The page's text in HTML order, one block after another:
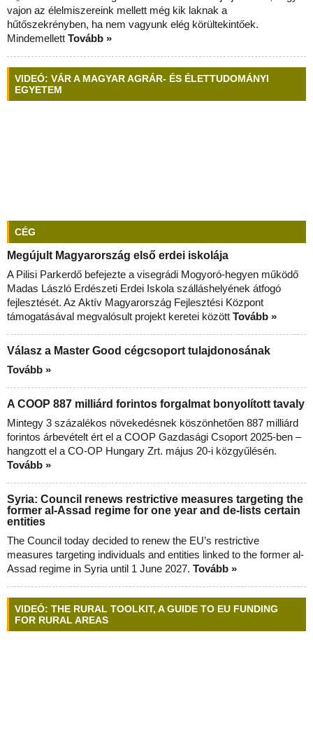
vajon az élelmiszereink mellett még kik laknak a
hűtőszekrényben, ha nem vagyunk elég körültekintőek.
Mindemellett Tovább »
VIDEÓ: VÁR A MAGYAR AGRÁR- ÉS ÉLETTUDOMÁNYI
EGYETEM
CÉG
Megújult Magyarország első erdei iskolája
A Pilisi Parkerdő befejezte a visegrádi Mogyoró-hegyen működő
Madas László Erdészeti Erdei Iskola szálláshelyének átfogó
fejlesztését. Az Aktív Magyarország Fejlesztési Központ
támogatásával megvalósult projekt keretei között Tovább »
Válasz a Master Good cégcsoport tulajdonosának
Tovább »
A COOP 887 milliárd forintos forgalmat bonyolított tavaly
Mintegy 3 százalékos növekedésnek köszönhetően 887 milliárd
forintos árbevételt ért el a COOP Gazdasági Csoport 2025-ben –
hangzott el a CO-OP Hungary Zrt. május 20-i közgyűlésén.
Tovább »
Syria: Council renews restrictive measures targeting the
former al-Assad regime for one year and de-lists certain
entities
The Council today decided to renew the EU’s restrictive
measures targeting individuals and entities linked to the former al-
Assad regime in Syria until 1 June 2027. Tovább »
VIDEÓ: THE RURAL TOOLKIT, A GUIDE TO EU FUNDING
FOR RURAL AREAS